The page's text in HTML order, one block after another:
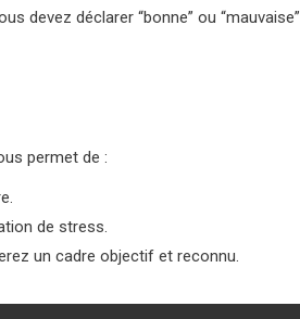
devez déclarer “bonne” ou “mauvaise”
permet de :
de stress.
un cadre objectif et reconnu.